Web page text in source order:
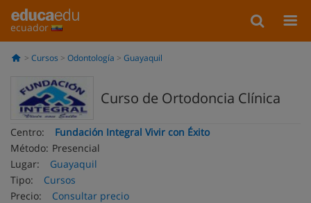
ecuador
Cursos Odontología Guayaquil
Curso de Ortodoncia Clínica
Centro:
Fundación Integral Vivir con Éxito
Método: Presencial
Lugar:
Guayaquil
Tipo:
Cursos
Precio:
Consultar precio